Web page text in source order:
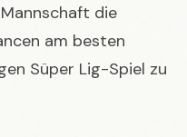
die
am besten
Süper Lig-Spiel zu